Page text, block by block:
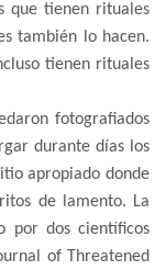
que tienen rituales
también lo hacen.
tienen rituales
fotografiados
durante días los
apropiado donde
de lamento. La
por dos científicos
of Threatened